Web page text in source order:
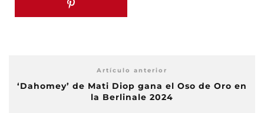
Artículo anterior
‘Dahomey’ de Mati Diop gana el Oso de Oro en
la Berlinale 2024